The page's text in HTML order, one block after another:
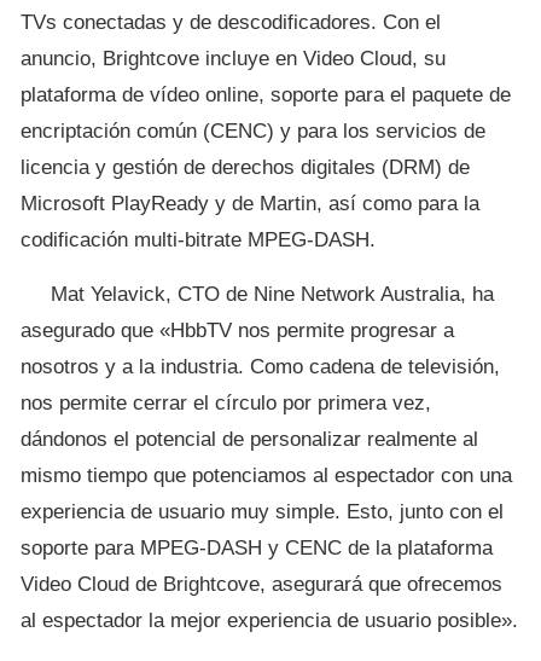
TVs conectadas y de descodificadores. Con el
anuncio, Brightcove incluye en Video Cloud, su
plataforma de vídeo online, soporte para el paquete de
encriptación común (CENC) y para los servicios de
licencia y gestión de derechos digitales (DRM) de
Microsoft PlayReady y de Martin, así como para la
codificación multi-bitrate MPEG-DASH.
Mat Yelavick, CTO de Nine Network Australia, ha
asegurado que «HbbTV nos permite progresar a
nosotros y a la industria. Como cadena de televisión,
nos permite cerrar el círculo por primera vez,
dándonos el potencial de personalizar realmente al
mismo tiempo que potenciamos al espectador con una
experiencia de usuario muy simple. Esto, junto con el
soporte para MPEG-DASH y CENC de la plataforma
Video Cloud de Brightcove, asegurará que ofrecemos
al espectador la mejor experiencia de usuario posible».